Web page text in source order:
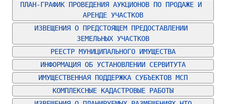
ПЛАН-ГРАФИК ПРОВЕДЕНИЯ АУКЦИОНОВ ПО ПРОДАЖЕ И
АРЕНДЕ УЧАСТКОВ
ИЗВЕЩЕНИЯ О ПРЕДСТОЯЩЕМ ПРЕДОСТАВЛЕНИИ
ЗЕМЕЛЬНЫХ УЧАСТКОВ
РЕЕСТР МУНИЦИПАЛЬНОГО ИМУЩЕСТВА
ИНФОРМАЦИЯ ОБ УСТАНОВЛЕНИИ СЕРВИТУТА
ИМУЩЕСТВЕННАЯ ПОДДЕРЖКА СУБЪЕКТОВ МСП
КОМПЛЕКСНЫЕ КАДАСТРОВЫЕ РАБОТЫ